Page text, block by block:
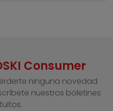
Consumer
ninguna novedad
nuestros boletines